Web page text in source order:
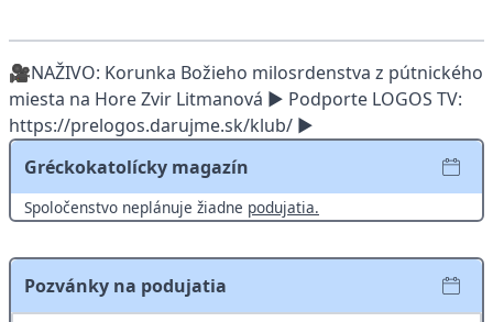
🎥NAŽIVO: Korunka Božieho milosrdenstva z pútnického
miesta na Hore Zvir Litmanová ► Podporte LOGOS TV:
https://prelogos.darujme.sk/klub/ ►
Gréckokatolícky magazín
Spoločenstvo neplánuje žiadne podujatia.
Pozvánky na podujatia